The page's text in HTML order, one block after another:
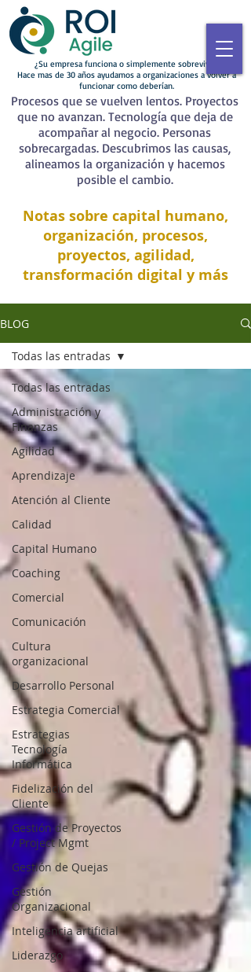
¿Su empresa funciona o simplemente sobrevive?
Hace mas de 30 años ayudamos a organizaciones a volver a
funcionar como deberían.
Procesos que se vuelven lentos. Proyectos
que no avanzan. Tecnología que deja de
acompañar al negocio. Personas
sobrecargadas. Descubrimos las causas,
alineamos la organización y hacemos
posible el cambio.
Notas sobre capital humano,
organización, procesos,
proyectos, agilidad,
transformación digital y más
BLOG
Todas las entradas
Administración y
Finanzas
Agilidad
Aprendizaje
Atención al Cliente
Calidad
Capital Humano
Coaching
Comercial
Comunicación
Cultura
organizacional
Desarrollo Personal
Estrategia Comercial
Estrategias
Tecnología
Informática
Fidelización del
Cliente
Gestión de Proyectos
/ Project Mgmt
Gestión de Quejas
Gestión
Organizacional
Inteligencia artificial
Liderazgo
Todas las entradas